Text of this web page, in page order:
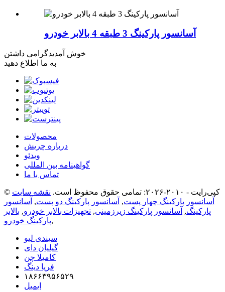
آسانسور پارکینگ 3 طبقه 4 بالابر خودرو
خوش آمدیدگرامی داشتن
به ما اطلاع دهید
محصولات
درباره چریش
ویدئو
گواهینامه بین المللی
تماس با ما
© کپی‌رایت - ۲۰۱۰-۲۰۲۶: تمامی حقوق محفوظ است.
نقشه سایت
آسانسور پارکینگ چهار پست, آسانسور پارکینگ دو پست, آسانسور
پارکینگ, آسانسور پارکینگ زیرزمینی, تجهیزات بالابر خودرو, بالابر
پارکینگ خودرو,
سیندی لیو
گیلیان دای
کامیلا چن
فریا دینگ
۱۸۶۶۳۹۵۶۵۲۹
ایمیل